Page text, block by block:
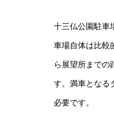
十三仏公園駐車
車場自体は比較
ら展望所までの
す。満車となる
必要です。